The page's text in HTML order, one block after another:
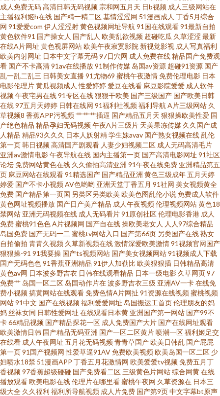
综合亚洲 福利影院 91c传媒 久久成人欧美 91扦妹妹电影导航 男人天堂网站
在线观看 91模特磁力 男人的天堂综合网z 91社区免费视频 香蕉玖玖 国产精
品久久一级 影音先锋在线观看麻豆 久久大香蕉 91蜜臀刺激网 内射尤物人妻
14p 91视频私拍 色情伦理午夜大片 人妖h片软件 操BK爱爱 午夜最新网址你懂
得 国产视频一列表一17 91v国产视频 久热久精品热视频 91视频在线网站 欧
美亚成人网 91性视频 视频区欧美 大香蕉1000 影音先锋人妻在线A片 九色极
品porn 91情趣网站在线观看 欧美专区在线福利视频 不卡av在线电影网 成人
日韩网址 91爱豆影业 青青草社区伊人 92福利天堂 午夜色网站 极品美女内射
91 91黄色入口 免费欧美人与兽 91主播福利在线 色综色囯产欧美曰韩 国产一
级九九久久 91精选在线观看 欧美精品麻豆久久 AV大香蕉久久 先锋影音亚洲
无码AV 国产精品地址 91ncom在线视频 欧美专区一 a片人与兽视频 亚州精品
国产精品 国产精品福利区 91sese网 狼友性福生活 91网页在线版 日韩国产av
茶a 超碰免费91 91刺激在线视频 免费毛片基地 欧美国产日韩色去吧 黄色直
播91 在线观看高清91 国产阿v视频在线观看 91福利社试看三分钟 精品少妇
一区二区 91久草视频网 色女天堂 亚洲欧美视频视频 日韩精品极 97性在线 三
级片黄色片网络 欧美亚洲精品性爱 阿V免费 亚洲人在线网站 欧美性爱先锋影
成人免费无码高清日韩无码视频 宗和网五月天 日b视频 成人三级网站在
主播福利姬h在线 国产精一精二区基情涩涩网 51漫画成人 丁香5月综合
网 91爱爱com 伊人涩涩射黄色视频网址导航 91国在线观看91最新自拍
黄色软件91 国产操女人 国产乱人 欧美乱欲视频 超碰吃瓜 久草涩涩 最新
在线A片网址 黄色视屏网站欧美午夜寂寞影院 新视觉影视 成人写真福利
欧美内射网址 日本中文字幕无码97日穴网 成人免费在线精品国产免费观
看 国产不卡高清91av在线播放91制作传媒 岛国av资源 超碰91资源 国产
乱一乱二乱三 日韩美女直播91尤物69 蜜桃午夜激情免费伦理电影 日本
电影伦理片黄瓜视频成人 性爱婷婷爱豆在线看 麻豆影院爱爱 成人软件
视频午夜宅男在线91专区在线狠狠干欧美 国产三级国产 国产欧美日韩
在线97五月天婷婷 日韩在线网 91福利社视频福利导航 A片三级网站 久
草视频8 香蕉APP污视频艹艹艹插逼 国产精品五月天 狠狠操欧美性爱 国
产绝色精品 精品孕妇无码视频午夜A片三级片 天美果冻传媒 久久国产成
人精品 精品93久久久 日本人妖射精学生妹avav 国产熟女视频在线乱伦
第一页韩日视频高清国产剧观看 人妻少妇视频二区 成人无码高清毛片
亚洲av激情电影午夜导航在线 国内主播第一页 国产高清电影网址 91社区
论坛免费网站黄色在线 久久偷拍高清亚洲 91午夜在线免费 亚洲精品第五
页 麻豆网站在线观看91精选国产 国产精品亚洲 黄色三级成年五月天婷
婷爱 国产不卡小视频AV色哟哟 亚洲天堂丁香五月 91社网 美女视频黄全
免费 国产精品第一页国 另类区另类欧美 欧美色图乱伦小说免费成人软件
黄色网址视频播放 国产日产美产精品 成人午夜视频伦理视频网站黄色18
禁网站 亚洲无码视频在线 成人无码看片91原创社区伦理电影香港 成人
免费蜜桃91色色A片视频网 国产自在线操欧美老女人 人人97综合精品
岛国免费 国产无码一二 蜜桃tv网站入口 国产第66页 另类国产在线熟女
自拍偷拍 青青久视频 久草新视频在线激情深爱欧美激情91视频官网国产
狠狠操-91 91我要操 国产ts视频网站 国产美女视频网站91视频成人下载
国产无码色色91香蕉亚洲精品 91伊人加勒比欧美狠狠插 日韩精品高清
黄色av网 日本波多野吉衣 日韩在线观看精品 日本一级电影 久草网页97
免费艹 岛国一区二区 岛国动作片在波多野吉衣三级 亚洲AV一卡在线免
费小视频搞黄网站在线观看免费色情A片网扯 91资源在线视频蜜桃视频
网站91中文 国产在线视频福利爱爱网址 岛国搬运工首页伦理朋友的妈
妈丝袜女同 日韩性爱网址 在线观看日本黄 亚洲国产第一网站 国产99不
卡66精品视频 国产精品探花一区 成人免费国产大片 国产在线网址观看
欧美激情日韩 国产精品无码亚洲 国产一区二区黄片喷潮一区福利姬足交
在线看 成人午夜网址 五月花无码视频青青草国产欧美日韩乱 国产屁屁
第一页91国产视频网 性爱草逼91AV免费欧美视频欧美岛国一区二区 少
妇喷水18禁 51漫画APP 丁香五月花激情网 欧美爱爱tv视频免费五月丁
香视频97香蕉超级碰碰 国产免费看二区 三级黄色片网站综合网黄在线
播放观看欧美电影在线伦理片在哪里看蜜桃午夜网 久草资源在 日本三
级大全 久久福利 福利所导航视频 成人片免费 国产第9页中文字幕bt原声